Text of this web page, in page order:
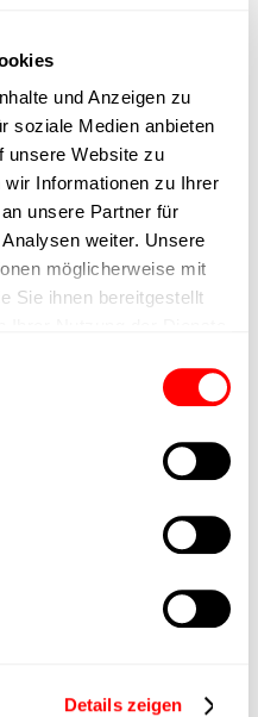
und Anzeigen zu
soziale Medien anbieten
unsere Website zu
Informationen zu Ihrer
unsere Partner für
weiter. Unsere
möglicherweise mit
Sie ihnen bereitgestellt
Details zeigen